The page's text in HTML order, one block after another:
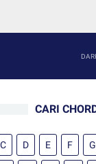
CARI
C D E F G